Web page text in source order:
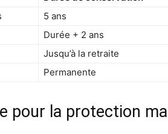
5 ans
Durée + 2 ans
Jusqu’à la retraite
Permanente
pour la protection